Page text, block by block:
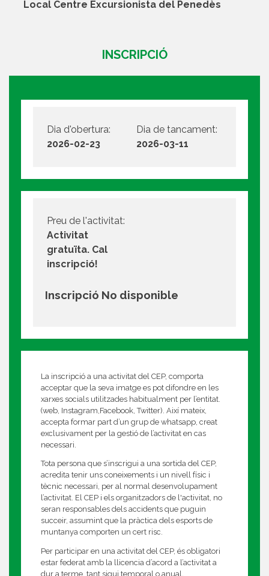
Local Centre Excursionista del Penedès
INSCRIPCIÓ
Dia d'obertura:
2026-02-23
Dia de tancament:
2026-03-11
Preu de l'activitat:
Activitat
gratuïta. Cal
inscripció!
Inscripció No disponible
La inscripció a una activitat del CEP, comporta
acceptar que la seva imatge es pot difondre en les
xarxes socials utilitzades habitualment per l’entitat.
(web, Instagram,Facebook, Twitter). Així mateix,
accepta formar part d’un grup de whatsapp, creat
exclusivament per la gestió de l’activitat en cas
necessari.
Tota persona que s’inscrigui a una sortida del CEP,
acredita tenir uns coneixements i un nivell físic i
tècnic necessari, per al normal desenvolupament
l’activitat. El CEP i els organitzadors de l'activitat, no
seran responsables dels accidents que puguin
succeir, assumint que la pràctica dels esports de
muntanya comporten un cert risc.
Per participar en una activitat del CEP, és obligatori
estar federat amb la llicencia d’acord a l’activitat a
dur a terme, tant sigui temporal o anual.